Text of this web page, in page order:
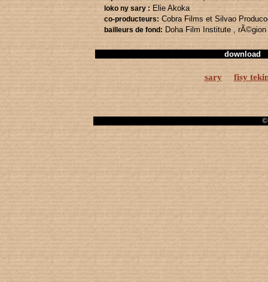
loko ny sary : Elie Akoka
co-producteurs: Cobra Films et Silvao
bailleurs de fond: Doha Film Institute ,
download
sary fisy
©